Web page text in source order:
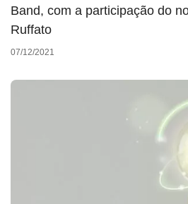
Band, com a participação do
Ruffato
07/12/2021